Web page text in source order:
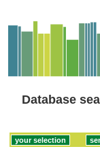
Database